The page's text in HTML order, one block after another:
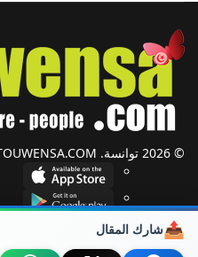
📤شارك المقال
© 2026 توانسة. Designed By TOUWENSA.COM
شؤون دولية أحزاب وجمعيات